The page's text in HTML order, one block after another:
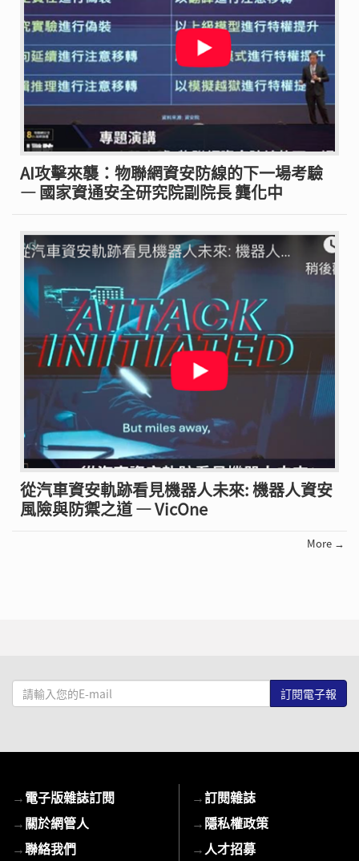
AI攻擊來襲：物聯網資安防線的下一場考驗
— 國家資通安全研究院副院長 龔化中
從汽車資安軌跡看見機器人未來: 機器人資安
風險與防禦之道 — VicOne
More →
請
輸
mail
→電子版雜誌訂閱
→關於網管人
→聯絡我們
→訂閱雜誌
→隱私權政策
→ 人才招募